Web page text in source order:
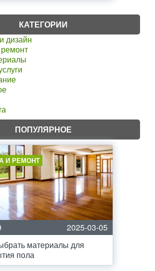
КАТЕГОРИИ
дизайн
ПОПУЛЯРНОЕ
И РЕМОНТ
2025-03-05
материалы для
пола